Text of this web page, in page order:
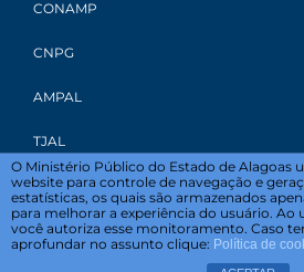
CONAMP
CNPG
AMPAL
TJAL
O Ministério Público do Estado de Alagoas
website para controle de navegação e
estatísticas, os quais são armazenados
para melhorar a experiência do usuário. Ao
você autoriza esse monitoramento. Caso
aprofundar no assunto clique: Política de